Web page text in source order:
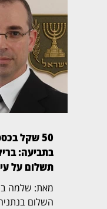
בתביעה:
תשלום על
השלום